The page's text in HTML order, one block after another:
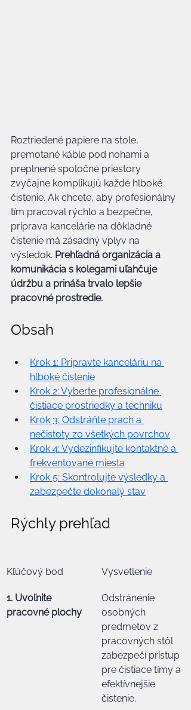
Roztriedené papiere na stole,
premotané káble pod nohami a
preplnené spoločné priestory
zvyčajne komplikujú každé hlboké
čistenie. Ak chcete, aby profesionálny
tím pracoval rýchlo a bezpečne,
príprava kancelárie na dôkladné
čistenie má zásadný vplyv na
výsledok. Prehľadná organizácia a
komunikácia s kolegami uľahčuje
údržbu a prináša trvalo lepšie
pracovné prostredie.
Obsah
Krok 1: Pripravte kanceláriu na
hlboké čistenie
Krok 2: Vyberte profesionálne
čistiace prostriedky a techniku
Krok 3: Odstráňte prach a
nečistoty zo všetkých povrchov
Krok 4: Vydezinfikujte kontaktné a
frekventované miesta
Krok 5: Skontrolujte výsledky a
zabezpečte dokonalý stav
Rýchly prehľad
Kľúčový bod Vysvetlenie
1. Uvoľnite
pracovné plochy
Odstránenie
osobných
predmetov z
pracovných stôl
zabezpečí prístup
pre čistiace tímy a
efektívnejšie
čistenie.